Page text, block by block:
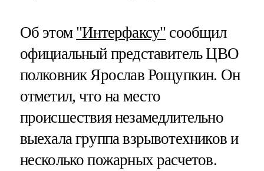
Об этом "Интерфаксу" сообщил
официальный представитель ЦВО
полковник Ярослав Рощупкин. Он
отметил, что на место
происшествия незамедлительно
выехала группа взрывотехников и
несколько пожарных расчетов.